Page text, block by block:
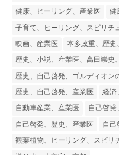
健康、ヒーリング、産業医
健
子育て、ヒーリング、スピリチ
映画、産業医
本多政重、歴史
歴史、小説、産業医、高田崇史
歴史、自己啓発、ゴルディオン
歴史、自己啓発、産業医
経済
自動車産業、産業医
自己啓発
自己啓発、歴史、産業医
自己
観葉植物、ヒーリング、スピリ